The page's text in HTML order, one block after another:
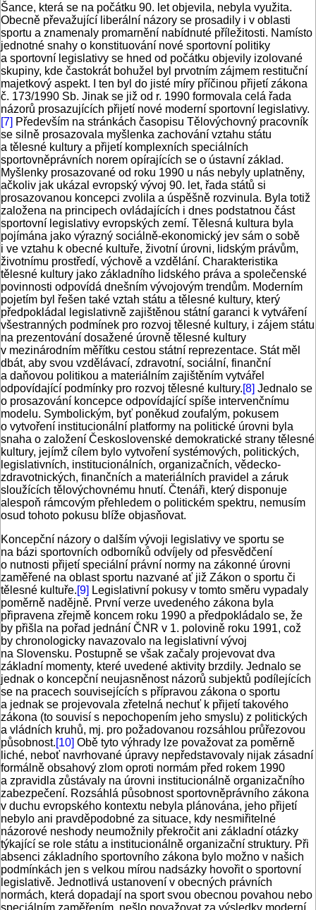
Šance, která se na počátku 90. let objevila, nebyla využita.
Obecně převažující liberální názory se prosadily i v oblasti
sportu a znamenaly promarnění nabídnuté příležitosti. Namísto
jednotné snahy o konstituování nové sportovní politiky
a sportovní legislativy se hned od počátku objevily izolované
skupiny, kde častokrát bohužel byl prvotním zájmem restituční
majetkový aspekt. I ten byl do jisté míry příčinou přijetí zákona
č. 173/1990 Sb. Jinak se již od r. 1990 formovala celá řada
názorů prosazujících přijetí nové moderní sportovní legislativy.
[7] Především na stránkách časopisu Tělovýchovný pracovník
se silně prosazovala myšlenka zachování vztahu státu
a tělesné kultury a přijetí komplexních speciálních
sportovněprávních norem opírajících se o ústavní základ.
Myšlenky prosazované od roku 1990 u nás nebyly uplatněny,
ačkoliv jak ukázal evropský vývoj 90. let, řada států si
prosazovanou koncepci zvolila a úspěšně rozvinula. Byla totiž
založena na principech ovládajících i dnes podstatnou část
sportovní legislativy evropských zemí. Tělesná kultura byla
pojímána jako výrazný sociálně-ekonomický jev sám o sobě
i ve vztahu k obecné kultuře, životní úrovni, lidským právům,
životnímu prostředí, výchově a vzdělání. Charakteristika
tělesné kultury jako základního lidského práva a společenské
povinnosti odpovídá dnešním vývojovým trendům. Moderním
pojetím byl řešen také vztah státu a tělesné kultury, který
předpokládal legislativně zajištěnou státní garanci k vytváření
všestranných podmínek pro rozvoj tělesné kultury, i zájem státu
na prezentování dosažené úrovně tělesné kultury
v mezinárodním měřítku cestou státní reprezentace. Stát měl
dbát, aby svou vzdělávací, zdravotní, sociální, finanční
a daňovou politikou a materiálním zajištěním vytvářel
odpovídající podmínky pro rozvoj tělesné kultury.[8] Jednalo se
o prosazování koncepce odpovídající spíše intervenčnímu
modelu. Symbolickým, byť poněkud zoufalým, pokusem
o vytvoření institucionální platformy na politické úrovni byla
snaha o založení Československé demokratické strany tělesné
kultury, jejímž cílem bylo vytvoření systémových, politických,
legislativních, institucionálních, organizačních, vědecko-
zdravotnických, finančních a materiálních pravidel a záruk
sloužících tělovýchovnému hnutí. Čtenáři, který disponuje
alespoň rámcovým přehledem o politickém spektru, nemusím
osud tohoto pokusu blíže objasňovat.
Koncepční názory o dalším vývoji legislativy ve sportu se
na bázi sportovních odborníků odvíjely od přesvědčení
o nutnosti přijetí speciální právní normy na zákonné úrovni
zaměřené na oblast sportu nazvané ať již Zákon o sportu či
tělesné kultuře.[9] Legislativní pokusy v tomto směru vypadaly
poměrně nadějně. První verze uvedeného zákona byla
připravena zřejmě koncem roku 1990 a předpokládalo se, že
by přišla na pořad jednání ČNR v 1. polovině roku 1991, což
by chronologicky navazovalo na legislativní vývoj
na Slovensku. Postupně se však začaly projevovat dva
základní momenty, které uvedené aktivity brzdily. Jednalo se
jednak o koncepční neujasněnost názorů subjektů podílejících
se na pracech souvisejících s přípravou zákona o sportu
a jednak se projevovala zřetelná nechuť k přijetí takového
zákona (to souvisí s nepochopením jeho smyslu) z politických
a vládních kruhů, mj. pro požadovanou rozsáhlou průřezovou
působnost.[10] Obě tyto výhrady lze považovat za poměrně
liché, neboť navrhované úpravy nepředstavovaly nijak zásadní
formálně obsahový zlom oproti normám před rokem 1990
a zpravidla zůstávaly na úrovni institucionálně organizačního
zabezpečení. Rozsáhlá působnost sportovněprávního zákona
v duchu evropského kontextu nebyla plánována, jeho přijetí
nebylo ani pravděpodobné za situace, kdy nesmiřitelné
názorové neshody neumožnily překročit ani základní otázky
týkající se role státu a institucionálně organizační struktury. Při
absenci základního sportovního zákona bylo možno v našich
podmínkách jen s velkou mírou nadsázky hovořit o sportovní
legislativě. Jednotlivá ustanovení v obecných právních
normách, která dopadají na sport svou obecnou povahou nebo
speciálním zaměřením, nešlo považovat za výsledky moderní